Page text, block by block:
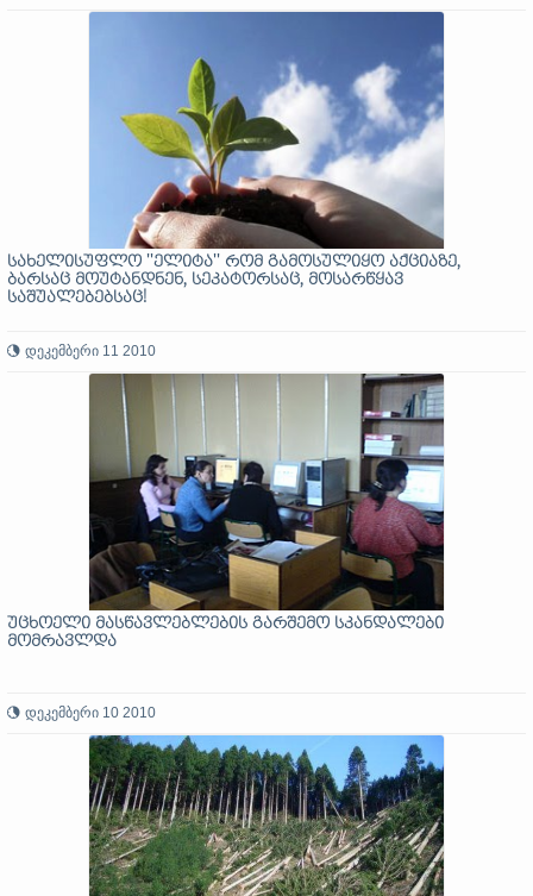
სახელისუფლო ''ელიტა'' რომ გამოსულიყო აქციაზე,
ბარსაც მოუტანდნენ, სეკატორსაც, მოსარწყავ
საშუალებებსაც!
დეკემბერი 11 2010
უცხოელი მასწავლებლების გარშემო სკანდალები
მომრავლდა
დეკემბერი 10 2010